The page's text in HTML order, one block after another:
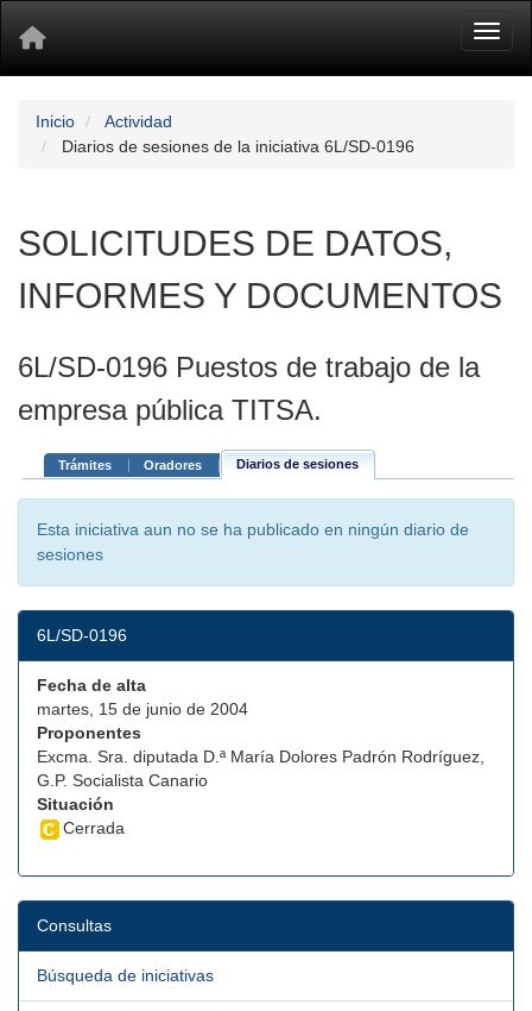
Inicio
Actividad
Diarios de sesiones de la iniciativa 6L/SD-0196
SOLICITUDES DE DATOS,
INFORMES Y DOCUMENTOS
6L/SD-0196 Puestos de trabajo de la
empresa pública TITSA.
Trámites Oradores Diarios de sesiones
Esta iniciativa aun no se ha publicado en ningún diario de
sesiones
6L/SD-0196
Fecha de alta
martes, 15 de junio de 2004
Proponentes
Excma. Sra. diputada D.ª María Dolores Padrón Rodríguez,
G.P. Socialista Canario
Situación
Cerrada
Consultas
Búsqueda de iniciativas